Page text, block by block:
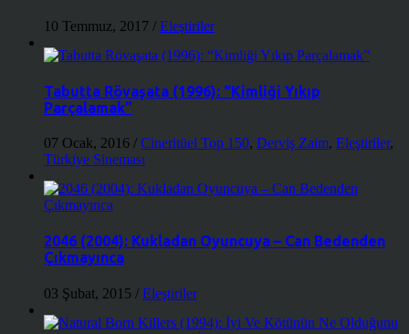
10 Temmuz, 2017 / Eleştiriler
Tabutta Rövaşata (1996): “Kimliği Yıkıp
Parçalamak”
07 Ocak, 2016 / Cineritüel Top 150, Derviş Zaim, Eleştiriler,
Türkiye Sineması
2046 (2004): Kukladan Oyuncuya – Can Bedenden
Çıkmayınca
03 Şubat, 2015 / Eleştiriler